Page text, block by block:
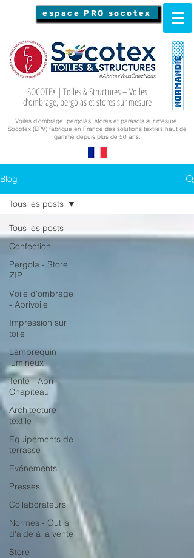
espace PRO socotex
SOCOTEX | Toiles & Structures – Voiles
d’ombrage, pergolas et stores sur mesure
Voiles d’ombrage, pergolas, stores et parasols sur mesure.
Socotex (EPV) fabrique en France des solutions textiles haut de
gamme depuis plus de 50 ans.
Blog
Tous les posts
Confection
Pergola - Store
ZIP
Voile d'ombrage
- Abrivoile
Impression sur
toile
Lambrequin
lumineux
Tente - Abri -
Chapiteau
Architecture
textile
Equipements de
terrasse
Evénements
Presses
Collaborateurs
Normes - Outils
d'aide à la vente
Store
Tous les posts